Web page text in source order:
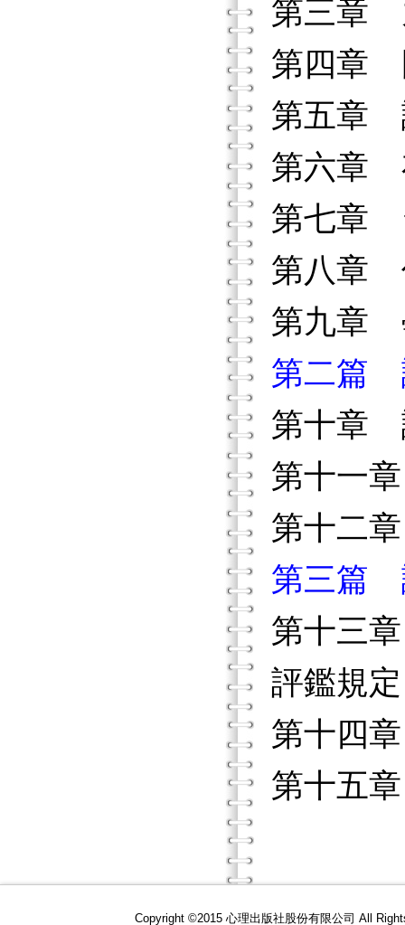
第三章
第四章
第五章
第六章
第七章
第八章
第九章
第二篇
第十章
第十一
第十二
第三篇
第十三
評鑑規定
第十四
第十五
Copyright ©2015 心理出版社股份有限公司 All